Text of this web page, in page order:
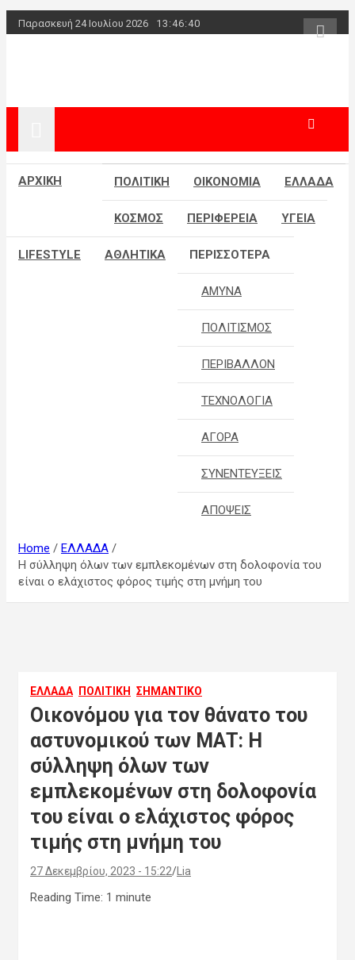
Skip
to
Παρασκευή 24 Ιουλίου 2026 13:46:40
ΑΡΧΙΚΗ ΠΟΛΙΤΙΚΗ ΟΙΚΟΝΟΜΙΑ ΕΛΛΑΔΑ
ΚΟΣΜΟΣ ΠΕΡΙΦΕΡΕΙΑ ΥΓΕΙΑ
LIFESTYLE ΑΘΛΗΤΙΚΑ ΠΕΡΙΣΣΟΤΕΡΑ
ΑΜΥΝΑ
ΠΟΛΙΤΙΣΜΟΣ
ΠΕΡΙΒΑΛΛΟΝ
ΤΕΧΝΟΛΟΓΙΑ
ΑΓΟΡΑ
ΣΥΝΕΝΤΕΥΞΕΙΣ
ΑΠΟΨΕΙΣ
Home
ΕΛΛΑΔΑ
Η σύλληψη όλων των εμπλεκομένων στη δολοφονία του
είναι ο ελάχιστος φόρος τιμής στη μνήμη του
ΕΛΛΑΔΑ ΠΟΛΙΤΙΚΗ ΣΗΜΑΝΤΙΚΟ
Οικονόμου για τον θάνατο του
αστυνομικού των ΜΑΤ: Η
σύλληψη όλων των
εμπλεκομένων στη δολοφονία
του είναι ο ελάχιστος φόρος
τιμής στη μνήμη του
27 Δεκεμβρίου, 2023 - 15:22 Lia
Reading Time: 1 minute